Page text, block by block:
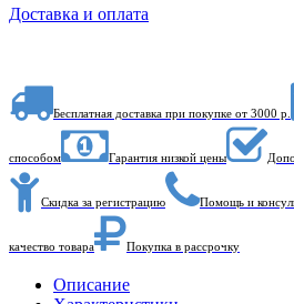
Доставка и оплата
Бесплатная доставка при покупке от 3000 р.
способом Гарантия низкой цены
Скидка за регистрацию Помощь и
качество товара Покупка в рассрочку
Описание